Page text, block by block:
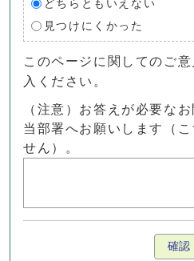
どちらともいえない
見つけにくかった
このページに関してのご
入ください。
（注意）お答えが必要な
当部署へお願いします（
せん）。
確認